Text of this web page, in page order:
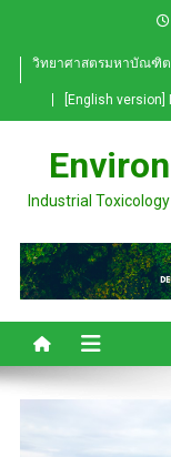
contentวิทยาศาสตรมหาบัณฑิ
[English
Industrial